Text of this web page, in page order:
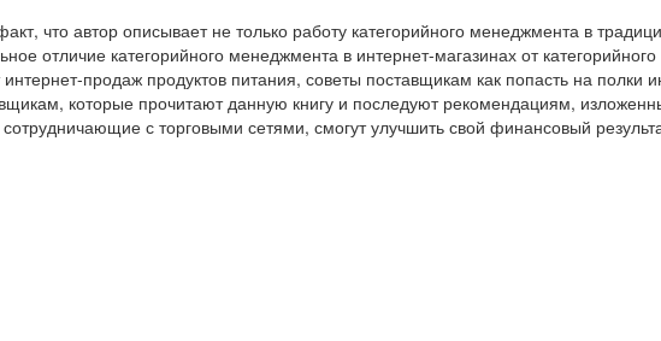
что автор описывает не только работу категорийного менеджмента в
отличие категорийного менеджмента в интернет-магазинах от
продаж продуктов питания, советы поставщикам как попасть на полки
которые прочитают данную книгу и последуют рекомендациям,
с торговыми сетями, смогут улучшить свой финансовый